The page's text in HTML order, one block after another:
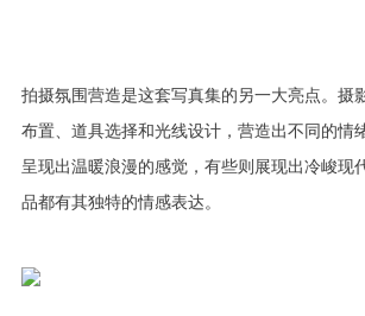
拍摄氛围营造是这套写真集的另一大亮点。摄
布置、道具选择和光线设计，营造出不同的情
呈现出温暖浪漫的感觉，有些则展现出冷峻现
品都有其独特的情感表达。